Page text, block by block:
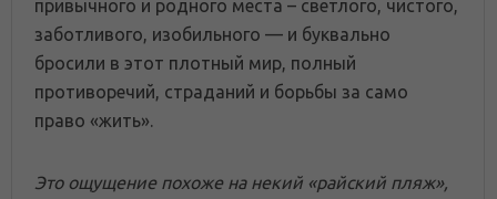
привычного и родного места – светлого, чистого,
заботливого, изобильного — и буквально
бросили в этот плотный мир, полный
противоречий, страданий и борьбы за само
право «жить».
Это ощущение похоже на некий «райский пляж»,